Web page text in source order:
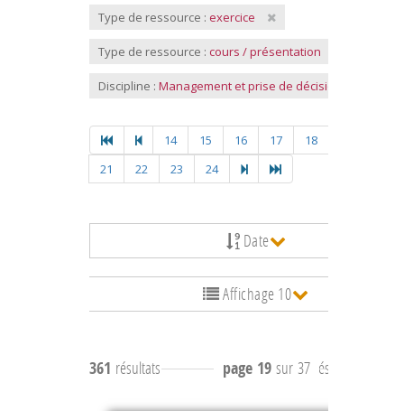
Type de ressource : exercice
Type de ressource : cours / présentation
Discipline : Management et prise de décision
14 15 16 17 18
21
22 23 24
Date
Affichage 10
361 résultats page 19 sur 37 résultats